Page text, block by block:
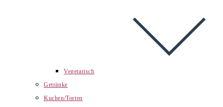
Vegetarisch
Getränke
Kuchen/Torten